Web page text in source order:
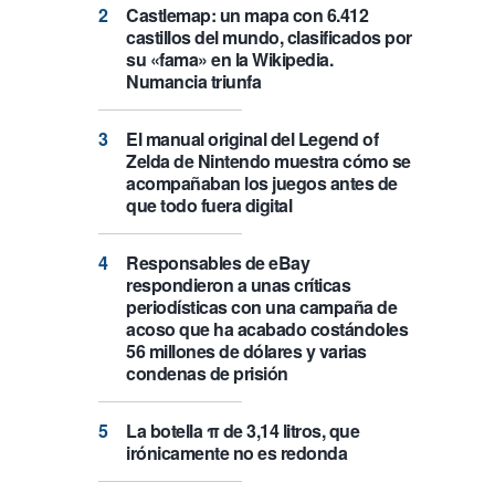
Castlemap: un mapa con 6.412
castillos del mundo, clasificados por
su «fama» en la Wikipedia.
Numancia triunfa
El manual original del Legend of
Zelda de Nintendo muestra cómo se
acompañaban los juegos antes de
que todo fuera digital
Responsables de eBay
respondieron a unas críticas
periodísticas con una campaña de
acoso que ha acabado costándoles
56 millones de dólares y varias
condenas de prisión
La botella π de 3,14 litros, que
irónicamente no es redonda